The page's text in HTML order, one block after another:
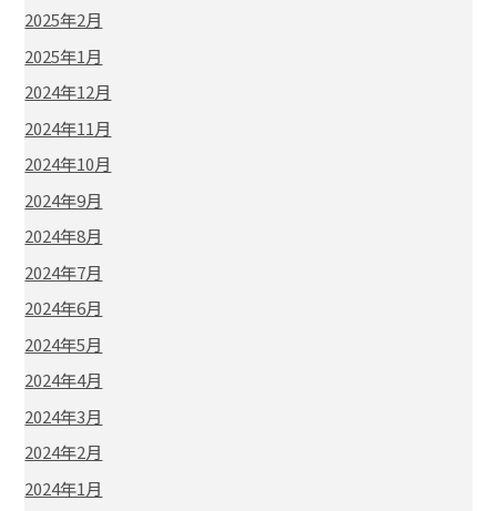
2025年2月
2025年1月
2024年12月
2024年11月
2024年10月
2024年9月
2024年8月
2024年7月
2024年6月
2024年5月
2024年4月
2024年3月
2024年2月
2024年1月